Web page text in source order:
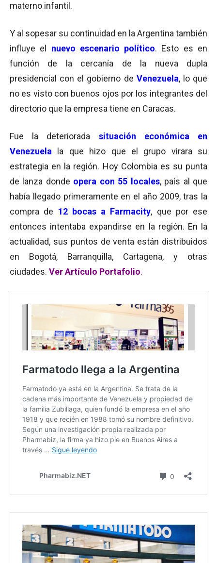
materno infantil.
Y al sopesar su continuidad en la Argentina también
influye el nuevo escenario político. Esto es en
función de la cercanía de la nueva dupla
presidencial con el gobierno de Venezuela, lo que
no es visto con buenos ojos por los integrantes del
directorio que la empresa tiene en Caracas.
Fue la deteriorada situación económica en
Venezuela la que hizo que el grupo virara su
estrategia en la región. Hoy Colombia es su punta
de lanza donde opera con 55 locales, país al que
había llegado primeramente en el año 2009, tras la
compra de 12 bocas a Farmacity, que por ese
entonces intentaba expandirse en la región. En la
actualidad, sus puntos de venta están distribuidos
en Bogotá, Barranquilla, Cartagena, y otras
ciudades. Ver Artículo Portafolio.